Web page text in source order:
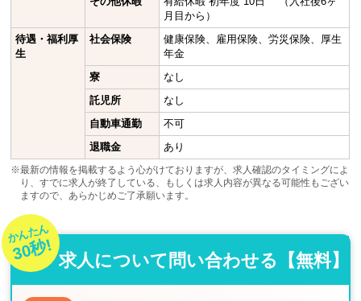
月目から）
待遇・福利厚
生
社会保険
健康保険、雇用保険、労災保険、厚生
年金
寮
なし
託児所
なし
自動車通勤
不可
退職金
あり
※最新の情報を掲載するよう心がけておりますが、求人確認のタイミングによ
り、すでに求人が終了している、もしくは求人内容が異なる可能性もござい
ますので、あらかじめご了承願います。
かんたん
30秒! 求人について問い合わせる【無料】